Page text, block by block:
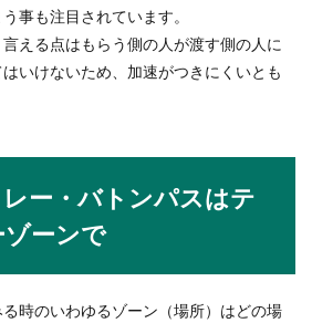
事も注目されています。
える点はもらう側の人が渡す側の人に
いけないため、加速がつきにくいとも
ー・バトンパスはテ
ーンで
時のいわゆるゾーン（場所）はどの場